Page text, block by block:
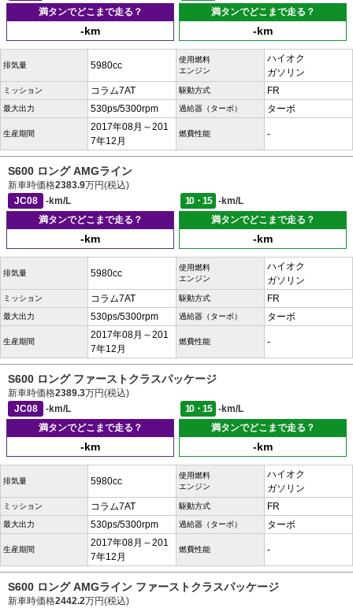
満タンでどこまで走る？
-km
満タンでどこまで走る？
-km
排気量 5980cc
使用燃料
エンジン
ハイオク
ガソリン
ミッション コラム7AT 駆動方式 FR
最大出力 530ps/5300rpm 過給器（ターボ） ターボ
生産期間
2017年08月～201
7年12月
燃費性能 -
S600 ロング AMGライン
新車時価格2383.9万円(税込)
JC08
-km/L 10・15
-km/L
満タンでどこまで走る？
-km
満タンでどこまで走る？
-km
排気量 5980cc
使用燃料
エンジン
ハイオク
ガソリン
ミッション コラム7AT 駆動方式 FR
最大出力 530ps/5300rpm 過給器（ターボ） ターボ
生産期間
2017年08月～201
7年12月
燃費性能 -
S600 ロング ファーストクラスパッケージ
新車時価格2389.3万円(税込)
JC08
-km/L 10・15
-km/L
満タンでどこまで走る？
-km
満タンでどこまで走る？
-km
排気量 5980cc
使用燃料
エンジン
ハイオク
ガソリン
ミッション コラム7AT 駆動方式 FR
最大出力 530ps/5300rpm 過給器（ターボ） ターボ
生産期間
2017年08月～201
7年12月
燃費性能 -
S600 ロング AMGライン ファーストクラスパッケージ
新車時価格2442.2万円(税込)